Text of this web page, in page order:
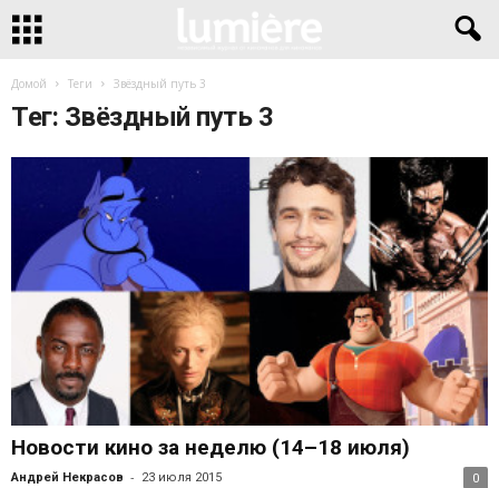
Домой Теги Звёздный путь 3
Тег: Звёздный путь 3
Новости кино за неделю (14–18 июля)
Андрей Некрасов - 23 июля 2015 0